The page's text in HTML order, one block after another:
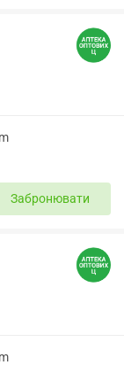
Забронювати